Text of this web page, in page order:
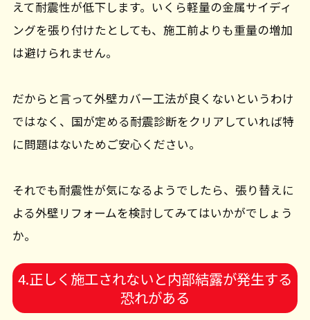
えて耐震性が低下します。いくら軽量の金属サイディ
ングを張り付けたとしても、施工前よりも重量の増加
は避けられません。
だからと言って外壁カバー工法が良くないというわけ
ではなく、国が定める耐震診断をクリアしていれば特
に問題はないためご安心ください。
それでも耐震性が気になるようでしたら、張り替えに
よる外壁リフォームを検討してみてはいかがでしょう
か。
4.正しく施工されないと内部結露が発生する
恐れがある